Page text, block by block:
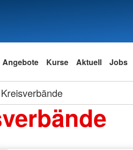
Angebote Kurse Aktuell Jobs
Kreisverbände